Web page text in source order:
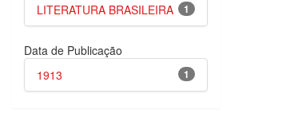
1
LITERATURA BRASILEIRA
Data de Publicação
1
1913